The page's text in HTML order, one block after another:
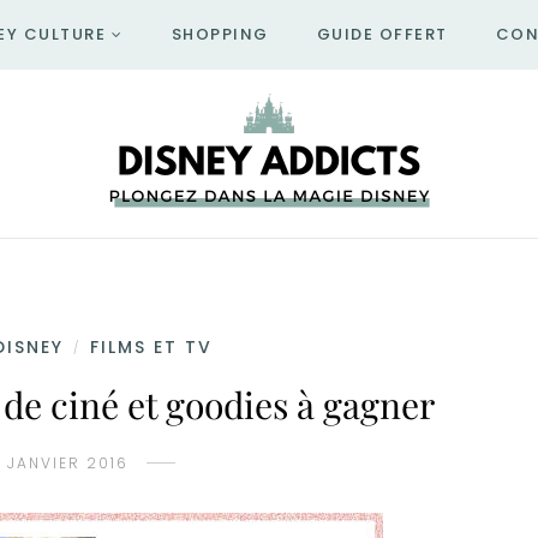
CULTURE SHOPPING GUIDE OFFERT
/ FILMS ET TV
ciné et goodies à gagner
2016